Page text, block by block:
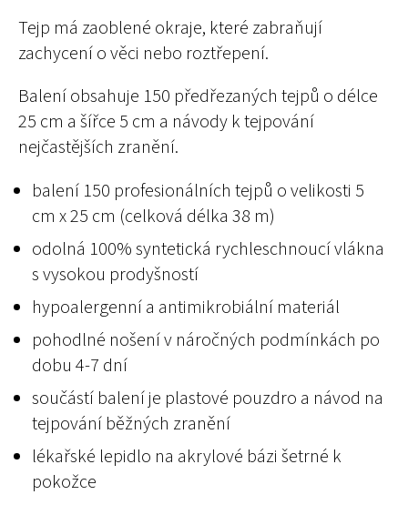
Tejp má zaoblené okraje, které zabraňují
zachycení o věci nebo roztřepení.
Balení obsahuje 150 předřezaných tejpů o délce
25 cm a šířce 5 cm a návody k tejpování
nejčastějších zranění.
balení 150 profesionálních tejpů o velikosti 5
cm x 25 cm (celková délka 38 m)
odolná 100% syntetická rychleschnoucí vlákna
s vysokou prodyšností
hypoalergenní a antimikrobiální materiál
pohodlné nošení v náročných podmínkách po
dobu 4-7 dní
součástí balení je plastové pouzdro a návod na
tejpování běžných zranění
lékařské lepidlo na akrylové bázi šetrné k
pokožce